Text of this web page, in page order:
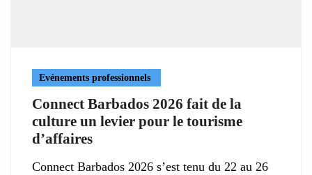
Evénements professionnels
Connect Barbados 2026 fait de la
culture un levier pour le tourisme
d’affaires
Connect Barbados 2026 s’est tenu du 22 au 26